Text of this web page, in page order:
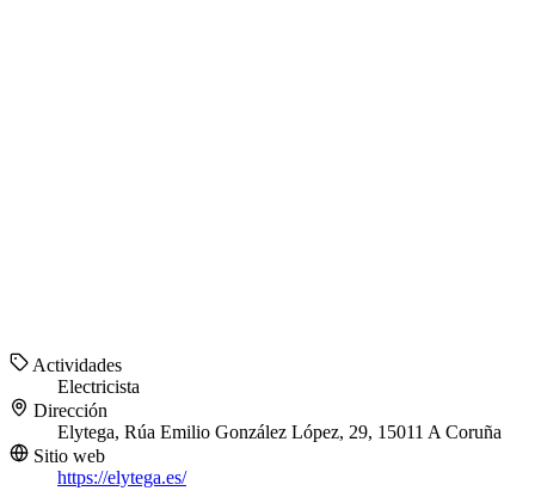
Actividades
Electricista
Dirección
Elytega, Rúa Emilio González López, 29, 15011 A Coruña
Sitio web
https://elytega.es/